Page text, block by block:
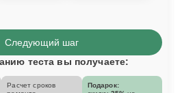
Следующий шаг
теста вы получаете:
Расчет сроков
Подарок: